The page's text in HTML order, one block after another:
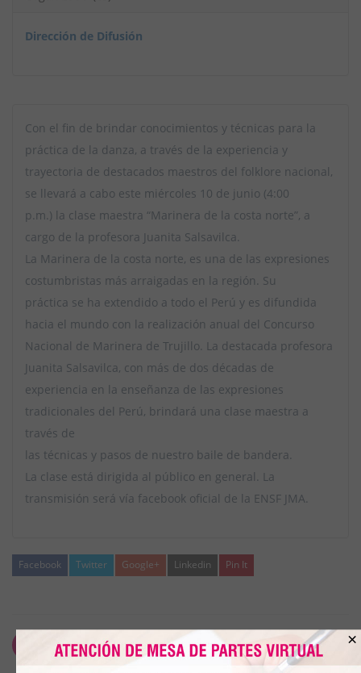
Dirección de Difusión
Con el fin de brindar conocimientos y técnicas para la
práctica de la danza, a través de la experiencia y
trayectoria de destacados maestros del folklore nacional,
se llevará a cabo este miércoles 10 de junio (4:00
p.m.) la clase maestra “Marinera de la costa norte”, a
cargo de la profesora Juanita Salsavilca.
La Marinera de la costa norte, es una de las expresiones
costumbristas más arraigadas en la región. Su
práctica se ha extendido a todo el Perú y es difundida
hacia el mundo con la realización anual del Concurso
Nacional de Marinera de Trujillo. La destacada profesora
Juanita Salsavilca, con más de dos décadas de
experiencia en la enseñanza de las expresiones
tradicionales del Perú, brindará una clase maestra a
través de
las técnicas y pasos de nuestro baile de bandera.
La clase está dirigida al público en general. La
transmisión será vía facebook oficial de la ENSF JMA.
Facebook Twitter Google+ Linkedin Pin It
5 junio, 2020×